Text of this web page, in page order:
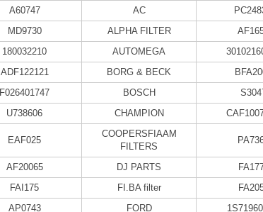
A60747 AC
MD9730 ALPHA FILTER
180032210 AUTOMEGA
ADF122121 BORG & BECK
F026401747 BOSCH
U738606 CHAMPION
EAF025
COOPERSFIAAM
FILTERS
AF20065 DJ PARTS
FAI175 FI.BA filter
AP0743 FORD